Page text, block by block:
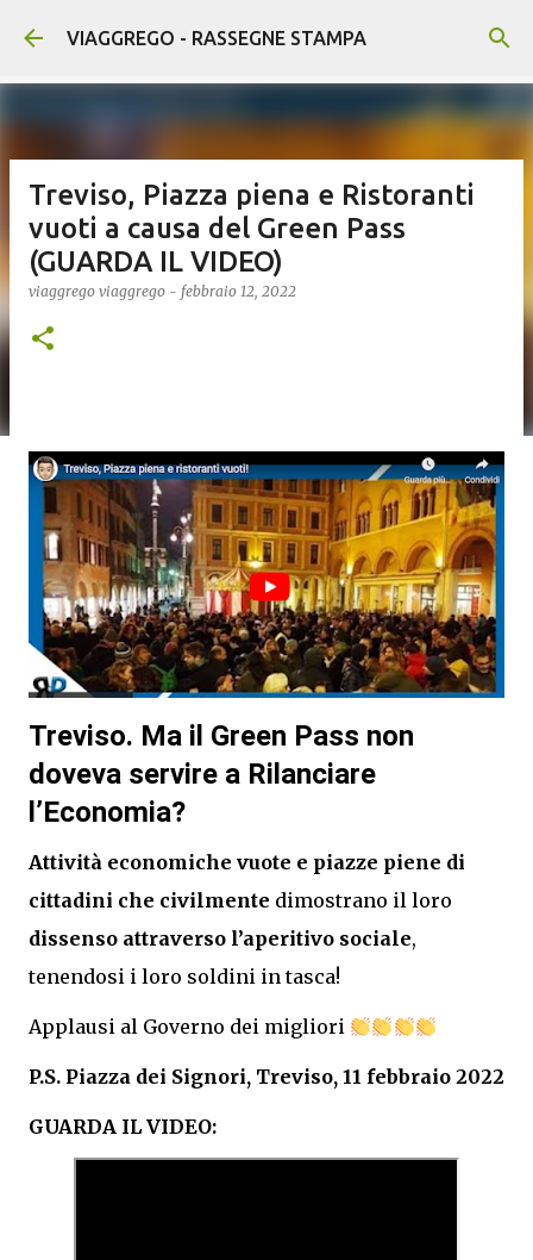
Passa ai contenuti principali
VIAGGREGO - RASSEGNE STAMPA
Treviso, Piazza piena e Ristoranti
vuoti a causa del Green Pass
(GUARDA IL VIDEO)
viaggrego viaggrego - febbraio 12, 2022
Treviso. Ma il Green Pass non
doveva servire a Rilanciare
l’Economia?
Attività economiche vuote e piazze piene di
cittadini che civilmente dimostrano il loro
dissenso attraverso l’aperitivo sociale,
tenendosi i loro soldini in tasca!
Applausi al Governo dei migliori
P.S. Piazza dei Signori, Treviso, 11 febbraio 2022
GUARDA IL VIDEO: